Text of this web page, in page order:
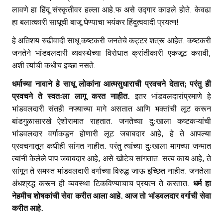
लावणे हा हिंदू संस्कृतीवर हल्ला आहे.फ असे उद्गार काढले होते. केवढा
हा बलात्कारी साधूची बाजू घेण्याचा भयंकर हिंदुत्ववादी प्रयत्न!
हे अतिशय रुढीवादी साधू कष्टकरी जनतेचे कट्टर शत्रू आहेत. कष्टकरी
जनतेने भांडवलदारी व्यवस्थेच्या विरोधात क्रांतीकारी एकजूट करावी,
अशी त्यांची कधीच इच्छा नसते.
धर्माच्या नावाने हे साधू लोकांना आत्मसुधाराची प्रवचने देतात; परंतु ही
प्रवचने ते स्वतःला लागू करत नाहीत.इतर भांडवलदारांप्रमाणे हे
भांडवलदारी संतही नफ्याच्या मागे असतात आणि भक्तांची लूट करून
बांडगुळासारखे ऐशोरामात राहतात. जनतेच्या दु:खाला कष्टकऱ्यांची
भांडवलदार वर्गाकडून होणारी लूट जबाबदार आहे, हे ते आपल्या
प्रवचनातून कधीही सांगत नाहीत. परंतु त्यांच्या दुःखाला मागच्या जन्मात
त्यांनी केलेले पाप जबाबदार आहे, असे खोटेच सांगतात. सत्य काय आहे, ते
सांगून ते समस्त भांडवलदारी वर्गाच्या विरुद्ध जाऊ इच्छित नाहीत. जनतेला
अंधश्रद्ध करून ही व्यवस्था टिकविण्याचाच प्रयत्न ते करतात.धर्म हा
नेहमीच शोषकांची सेवा करीत आला आहे. आज तो भांडवलदार वर्गाची सेवा
करीत आहे.